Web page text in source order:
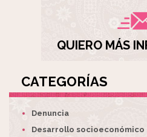
QUIERO MÁS
CATEGORÍAS
Denuncia
Desarrollo socioeconómico